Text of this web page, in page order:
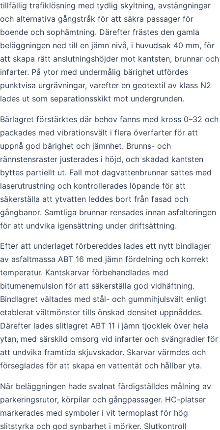
tillfällig trafiklösning med tydlig skyltning, avstängningar
och alternativa gångstråk för att säkra passager för
boende och sophämtning. Därefter frästes den gamla
beläggningen ned till en jämn nivå, i huvudsak 40 mm, för
att skapa rätt anslutningshöjder mot kantsten, brunnar och
infarter. På ytor med undermålig bärighet utfördes
punktvisa urgrävningar, varefter en geotextil av klass N2
lades ut som separationsskikt mot undergrunden.
Bärlagret förstärktes där behov fanns med kross 0–32 och
packades med vibrationsvält i flera överfarter för att
uppnå god bärighet och jämnhet. Brunns- och
rännstensraster justerades i höjd, och skadad kantsten
byttes partiellt ut. Fall mot dagvattenbrunnar sattes med
laserutrustning och kontrollerades löpande för att
säkerställa att ytvatten leddes bort från fasad och
gångbanor. Samtliga brunnar rensades innan asfalteringen
för att undvika igensättning under driftsättning.
Efter att underlaget förbereddes lades ett nytt bindlager
av asfaltmassa ABT 16 med jämn fördelning och korrekt
temperatur. Kantskarvar förbehandlades med
bitumenemulsion för att säkerställa god vidhäftning.
Bindlagret vältades med stål- och gummihjulsvält enligt
etablerat vältmönster tills önskad densitet uppnåddes.
Därefter lades slitlagret ABT 11 i jämn tjocklek över hela
ytan, med särskild omsorg vid infarter och svängradier för
att undvika framtida skjuvskador. Skarvar värmdes och
förseglades för att skapa en vattentät och hållbar yta.
När beläggningen hade svalnat färdigställdes målning av
parkeringsrutor, körpilar och gångpassager. HC-platser
markerades med symboler i vit termoplast för hög
slitstyrka och god synbarhet i mörker. Slutkontroll